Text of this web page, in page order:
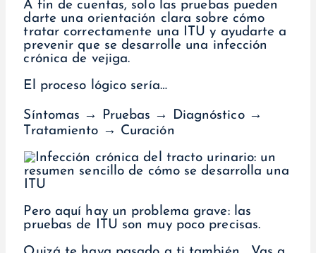
A fin de cuentas, solo las pruebas pueden
darte una orientación clara sobre cómo
tratar correctamente una ITU y ayudarte a
prevenir que se desarrolle una infección
crónica de vejiga.
El proceso lógico sería…
Síntomas → Pruebas → Diagnóstico →
Tratamiento → Curación
Pero aquí hay un problema grave: las
pruebas de ITU son muy poco precisas.